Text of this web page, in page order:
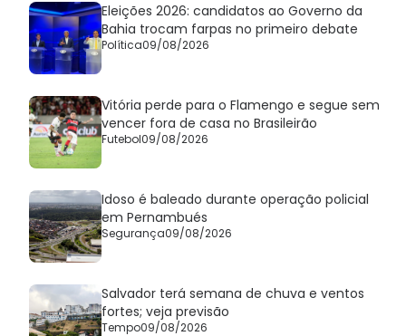
Eleições 2026: candidatos ao Governo da
Bahia trocam farpas no primeiro debate
Política09/08/2026
Vitória perde para o Flamengo e segue sem
vencer fora de casa no Brasileirão
Futebol09/08/2026
Idoso é baleado durante operação policial
em Pernambués
Segurança09/08/2026
Salvador terá semana de chuva e ventos
fortes; veja previsão
Tempo09/08/2026